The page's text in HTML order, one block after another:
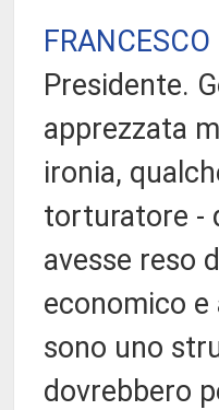
Presidente.
apprezzata
ironia,
torturatore -
avesse reso
economico e
sono uno
dovrebbero